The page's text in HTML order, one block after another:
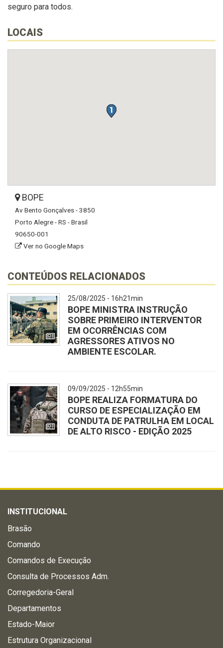
seguro para todos.
LOCAIS
BOPE
Av Bento Gonçalves - 3850
Porto Alegre - RS - Brasil
90650-001
Ver no Google Maps
CONTEÚDOS RELACIONADOS
25/08/2025 - 16h21min
BOPE MINISTRA INSTRUÇÃO
SOBRE PRIMEIRO INTERVENTOR
EM OCORRÊNCIAS COM
AGRESSORES ATIVOS NO
AMBIENTE ESCOLAR.
09/09/2025 - 12h55min
BOPE REALIZA FORMATURA DO
CURSO DE ESPECIALIZAÇÃO EM
CONDUTA DE PATRULHA EM LOCAL
DE ALTO RISCO - EDIÇÃO 2025
INSTITUCIONAL
Brasão
Comando
Comandos de Execução
Consulta de Processos Adm.
Corregedoria-Geral
Departamentos
Estado-Maior
Estrutura Organizacional